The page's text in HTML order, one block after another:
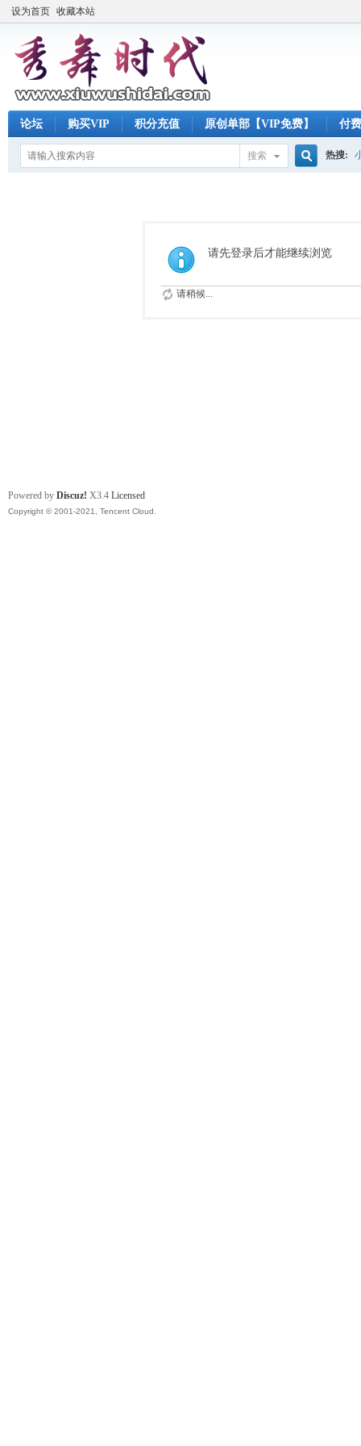
设为首页 收藏本站
论坛 购买VIP 积分充值 原创单部【VIP免费】 付
搜索
索
热搜:
请先登录后才能继续浏览
请稍候...
Powered by Discuz! X3.4 Licensed
Copyright © 2001-2021, Tencent Cloud.